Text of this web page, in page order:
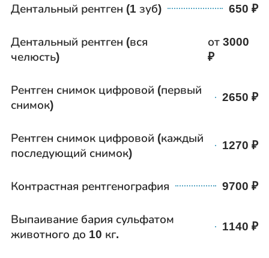
Дентальный рентген (1 зуб) 650
Дентальный рентген (вся
челюсть)
от 3000
Рентген снимок цифровой (первый
снимок)
2650
Рентген снимок цифровой (каждый
последующий снимок)
1270
Контрастная рентгенография 9700
Выпаивание бария сульфатом
животного до 10 кг.
1140